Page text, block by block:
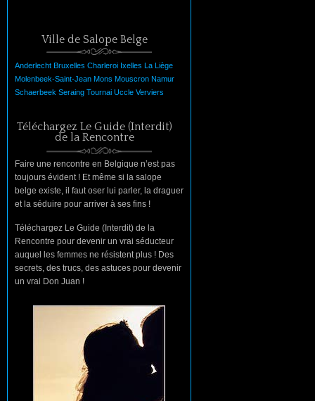
Ville de Salope Belge
Anderlecht Bruxelles Charleroi Ixelles La Liège
Molenbeek-Saint-Jean Mons Mouscron Namur
Schaerbeek Seraing Tournai Uccle Verviers
Téléchargez Le Guide (Interdit)
de la Rencontre
Faire une rencontre en Belgique n’est pas
toujours évident ! Et même si la salope
belge existe, il faut oser lui parler, la draguer
et la séduire pour arriver à ses fins !
Téléchargez Le Guide (Interdit) de la
Rencontre pour devenir un vrai séducteur
auquel les femmes ne résistent plus ! Des
secrets, des trucs, des astuces pour devenir
un vrai Don Juan !